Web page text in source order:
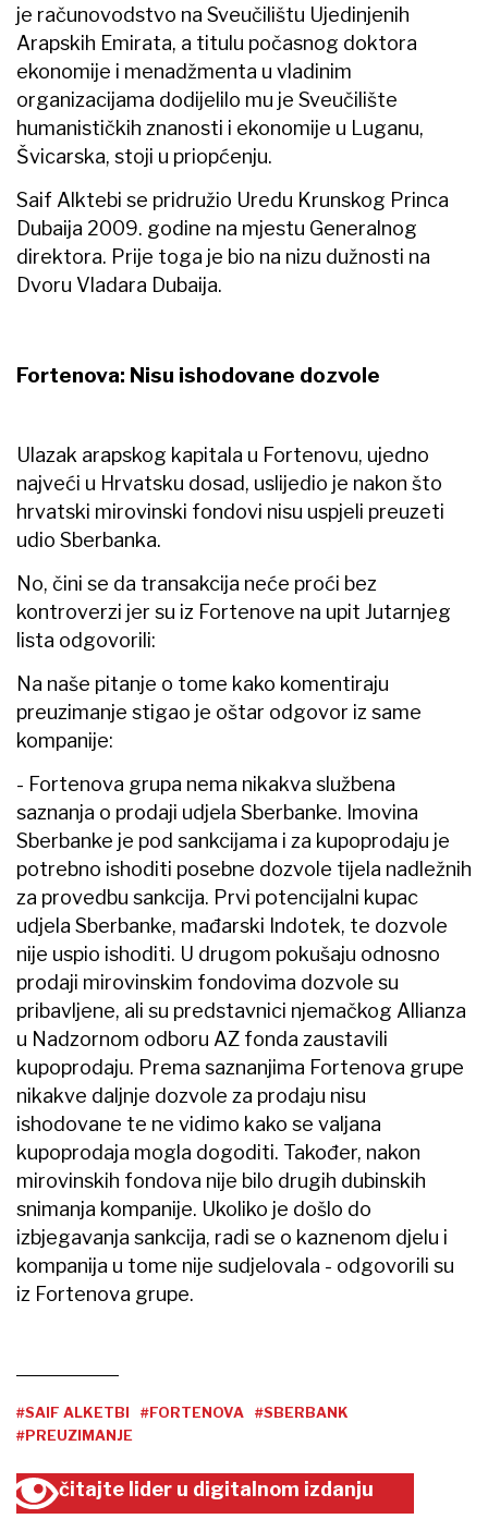
je računovodstvo na Sveučilištu Ujedinjenih
Arapskih Emirata, a titulu počasnog doktora
ekonomije i menadžmenta u vladinim
organizacijama dodijelilo mu je Sveučilište
humanističkih znanosti i ekonomije u Luganu,
Švicarska, stoji u priopćenju.
Saif Alktebi se pridružio Uredu Krunskog Princa
Dubaija 2009. godine na mjestu Generalnog
direktora. Prije toga je bio na nizu dužnosti na
Dvoru Vladara Dubaija.
Fortenova: Nisu ishodovane dozvole
Ulazak arapskog kapitala u Fortenovu, ujedno
najveći u Hrvatsku dosad, uslijedio je nakon što
hrvatski mirovinski fondovi nisu uspjeli preuzeti
udio Sberbanka.
No, čini se da transakcija neće proći bez
kontroverzi jer su iz Fortenove na upit Jutarnjeg
lista odgovorili:
Na naše pitanje o tome kako komentiraju
preuzimanje stigao je oštar odgovor iz same
kompanije:
- Fortenova grupa nema nikakva službena
saznanja o prodaji udjela Sberbanke. Imovina
Sberbanke je pod sankcijama i za kupoprodaju je
potrebno ishoditi posebne dozvole tijela nadležnih
za provedbu sankcija. Prvi potencijalni kupac
udjela Sberbanke, mađarski Indotek, te dozvole
nije uspio ishoditi. U drugom pokušaju odnosno
prodaji mirovinskim fondovima dozvole su
pribavljene, ali su predstavnici njemačkog Allianza
u Nadzornom odboru AZ fonda zaustavili
kupoprodaju. Prema saznanjima Fortenova grupe
nikakve daljnje dozvole za prodaju nisu
ishodovane te ne vidimo kako se valjana
kupoprodaja mogla dogoditi. Također, nakon
mirovinskih fondova nije bilo drugih dubinskih
snimanja kompanije. Ukoliko je došlo do
izbjegavanja sankcija, radi se o kaznenom djelu i
kompanija u tome nije sudjelovala - odgovorili su
iz Fortenova grupe.
#SAIF ALKETBI #FORTENOVA
#SBERBANK
#PREUZIMANJE
čitajte lider u digitalnom izdanju